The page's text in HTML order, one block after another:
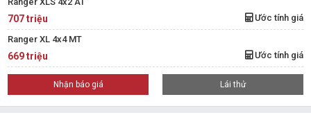
707 triệu Ước tính giá
Ranger XL 4x4 MT
669 triệu Ước tính giá
Nhận báo giá Lái thử